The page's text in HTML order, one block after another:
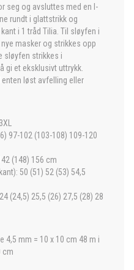
seg og avsluttes med en I-
rundt i glattstrikk og
i 1 tråd Tilia. Til sløyfen i
masker og strikkes opp
sløyfen strikkes i
gi et eksklusivt uttrykk.
løst avfelling eller
97-102 (103-108) 109-120
(148) 156 cm
50 (51) 52 (53) 54,5
(24,5) 25,5 (26) 27,5 (28) 28
4,5 mm = 10 x 10 cm 48 m i
cm